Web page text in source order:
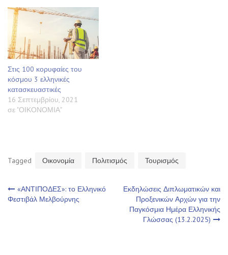
Στις 100 κορυφαίες του
κόσμου 3 ελληνικές
κατασκευαστικές
16 Σεπτεμβρίου, 2021
σε "ΟΙΚΟΝΟΜΙΑ"
Tagged Οικονομία Πολιτισμός Τουρισμός
Πλοήγηση
«ΑΝΤΙΠΟΔΕΣ»: το Ελληνικό
Φεστιβάλ Μελβούρνης
Εκδηλώσεις Διπλωματικών και
Προξενικών Αρχών για την
Παγκόσμια Ημέρα Ελληνικής
Γλώσσας (13.2.2025)